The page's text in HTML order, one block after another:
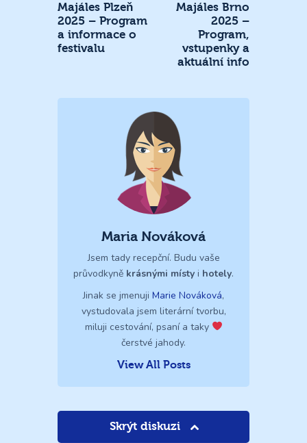
Majáles Plzeň
2025 – Program
a informace o
festivalu
Majáles Brno
2025 –
Program,
vstupenky a
aktuální info
Maria Nováková
Jsem tady recepční. Budu vaše
průvodkyně krásnými místy i hotely.
Jinak se jmenuji Marie Nováková,
vystudovala jsem literární tvorbu,
miluji cestování, psaní a taky
čerstvé jahody.
View All Posts
Skrýt diskuzi